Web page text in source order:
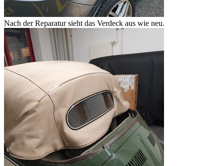
Nach der Reparatur sieht das Verdeck aus wie neu.